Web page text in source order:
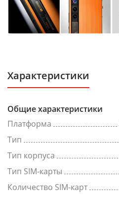
Характеристики
Общие характеристики
Платформа
Тип
Тип корпуса
Тип SIM-карты
Количество SIM-карт